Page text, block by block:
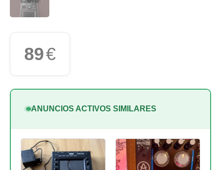
89€
ANUNCIOS ACTIVOS SIMILARES